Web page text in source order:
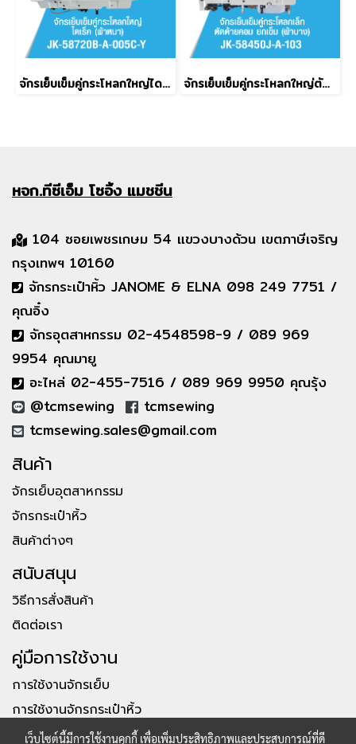
จักรเย็บเข็มคู่กระโหลกใหญ่ไดเร็ค JACK รุ่น JK-58720B-A-005C-Y จักรเย็บเข็มคู่กระโหลกใหญ่ตัดด้ายคอม ยกเข็ม (ผ้าบาง) JACK รุ่น JK-58750J-A-103
หจก.ทีซีเอ็ม โซอิ้ง แมชชีน
104 ซอยเพชรเกษม 54 แขวงบางด้วน เขตภาษีเจริญ
กรุงเทพฯ 10160
จักรกระเป๋าหิ้ว JANOME & ELNA 098 249 7751 /
คุณอิ๋ง
จักรอุตสาหกรรม 02-4548598-9 / 089 969
9954 คุณมายู
อะไหล่ 02-455-7516 / 089 969 9950 คุณรุ้ง
@tcmsewing
tcmsewing
tcmsewing.sales@gmail.com
สินค้า
จักรเย็บอุตสาหกรรม
จักรกระเป๋าหิ้ว
สินค้าต่างๆ
สนับสนุน
วิธีการสั่งสินค้า
ติดต่อเรา
คู่มือการใช้งาน
การใช้งานจักรเย็บ
การใช้งานจักรกระเป๋าหิ้ว
เว็บไซต์นี้มีการใช้งานคุกกี้ เพื่อเพิ่มประสิทธิภาพและประสบการณ์ที่ดี